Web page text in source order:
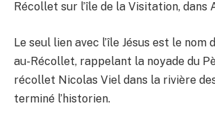
Récollet sur l’île de la Visitation, dans
Le seul lien avec l’île Jésus est le nom
au-Récollet, rappelant la noyade du
récollet Nicolas Viel dans la rivière
terminé l’historien.